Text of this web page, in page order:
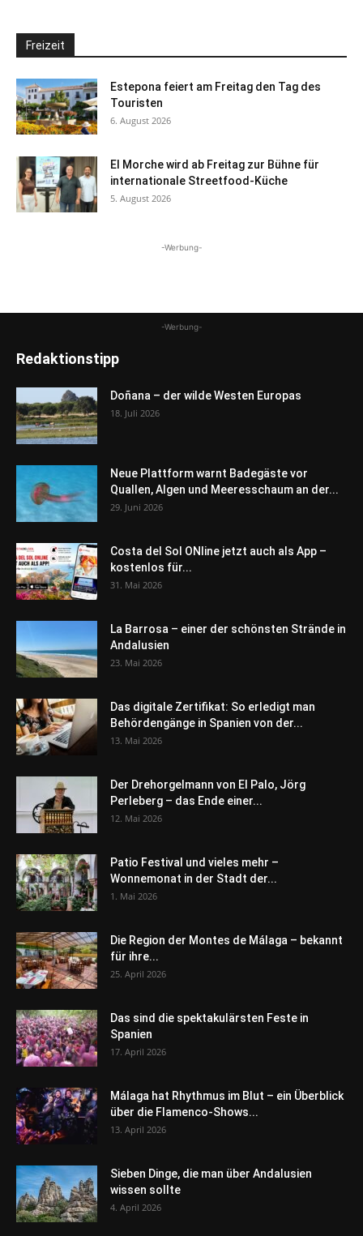
Freizeit
Estepona feiert am Freitag den Tag des
Touristen
6. August 2026
El Morche wird ab Freitag zur Bühne für
internationale Streetfood-Küche
5. August 2026
-Werbung-
-Werbung-
Redaktionstipp
Doñana – der wilde Westen Europas
18. Juli 2026
Neue Plattform warnt Badegäste vor
Quallen, Algen und Meeresschaum an der...
29. Juni 2026
Costa del Sol ONline jetzt auch als App –
kostenlos für...
31. Mai 2026
La Barrosa – einer der schönsten Strände in
Andalusien
23. Mai 2026
Das digitale Zertifikat: So erledigt man
Behördengänge in Spanien von der...
13. Mai 2026
Der Drehorgelmann von El Palo, Jörg
Perleberg – das Ende einer...
12. Mai 2026
Patio Festival und vieles mehr –
Wonnemonat in der Stadt der...
1. Mai 2026
Die Region der Montes de Málaga – bekannt
für ihre...
25. April 2026
Das sind die spektakulärsten Feste in
Spanien
17. April 2026
Málaga hat Rhythmus im Blut – ein Überblick
über die Flamenco-Shows...
13. April 2026
Sieben Dinge, die man über Andalusien
wissen sollte
4. April 2026